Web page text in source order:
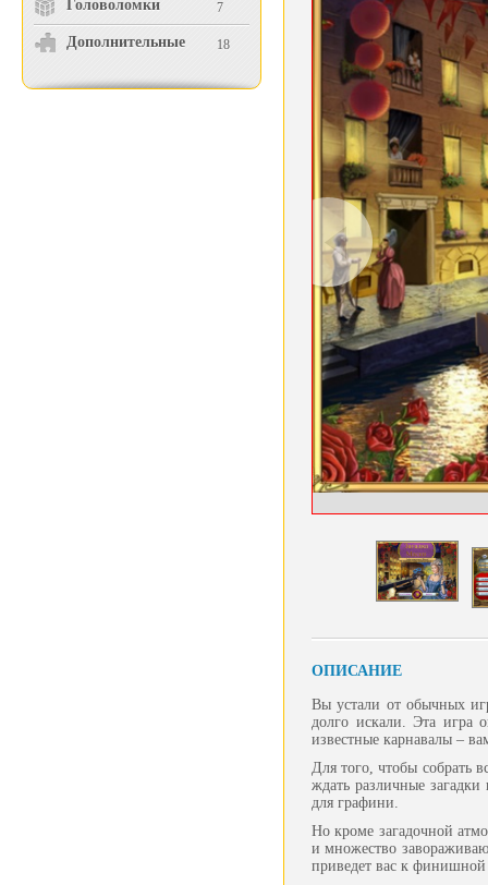
Головоломки 7
Дополнительные 18
ОПИСАНИЕ
Вы устали от обычных
долго искали. Эта игра
известные карнавалы –
Для того, чтобы собрать
ждать различные
для графини.
Но кроме загадочной
и множество
приведет вас к финишной